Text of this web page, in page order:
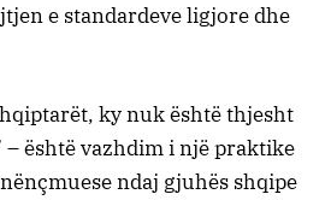
e standardeve ligjore dhe
ky nuk është thjesht
është vazhdim i një praktike
ndaj gjuhës shqipe